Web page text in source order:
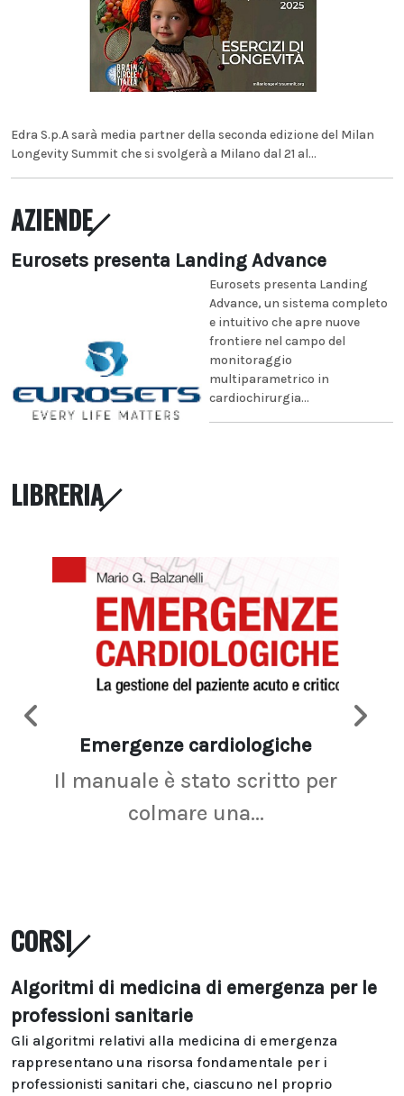
Edra S.p.A sarà media partner della seconda edizione del Milan
Longevity Summit che si svolgerà a Milano dal 21 al...
AZIENDE
Eurosets presenta Landing Advance
Eurosets presenta Landing
Advance, un sistema completo
e intuitivo che apre nuove
frontiere nel campo del
monitoraggio
multiparametrico in
cardiochirurgia...
LIBRERIA
Emergenze cardiologiche
Il manuale è stato scritto per
colmare una...
CORSI
Algoritmi di medicina di emergenza per le
professioni sanitarie
Gli algoritmi relativi alla medicina di emergenza
rappresentano una risorsa fondamentale per i
professionisti sanitari che, ciascuno nel proprio